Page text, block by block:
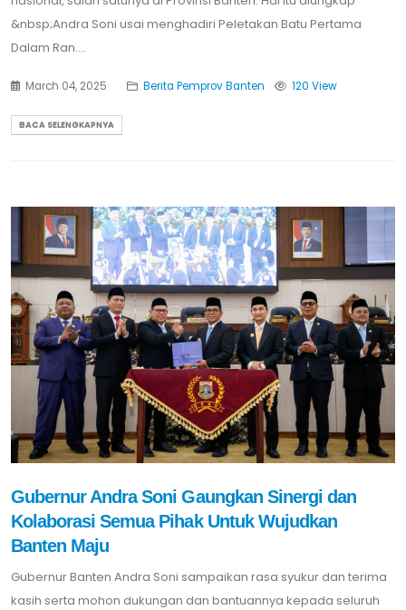
&nbsp;Andra Soni usai menghadiri Peletakan Batu Pertama
Dalam Ran....
March 04, 2025 Berita Pemprov Banten 120 View
BACA SELENGKAPNYA
Gubernur Andra Soni Gaungkan Sinergi dan
Kolaborasi Semua Pihak Untuk Wujudkan
Banten Maju
Gubernur Banten Andra Soni sampaikan rasa syukur dan terima
kasih serta mohon dukungan dan bantuannya kepada seluruh